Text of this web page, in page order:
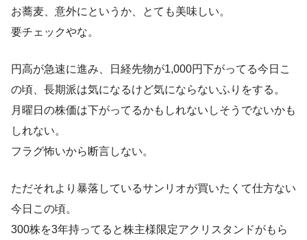
お蕎麦、意外にというか、とても美味しい。
要チェックやな。
円高が急速に進み、日経先物が1,000円下がってる今日こ
の頃、長期派は気になるけど気にならないふりをする。
月曜日の株価は下がってるかもしれないしそうでないかも
しれない。
フラグ怖いから断言しない。
ただそれより暴落しているサンリオが買いたくて仕方ない
今日この頃。
300株を3年持ってると株主様限定アクリスタンドがもら